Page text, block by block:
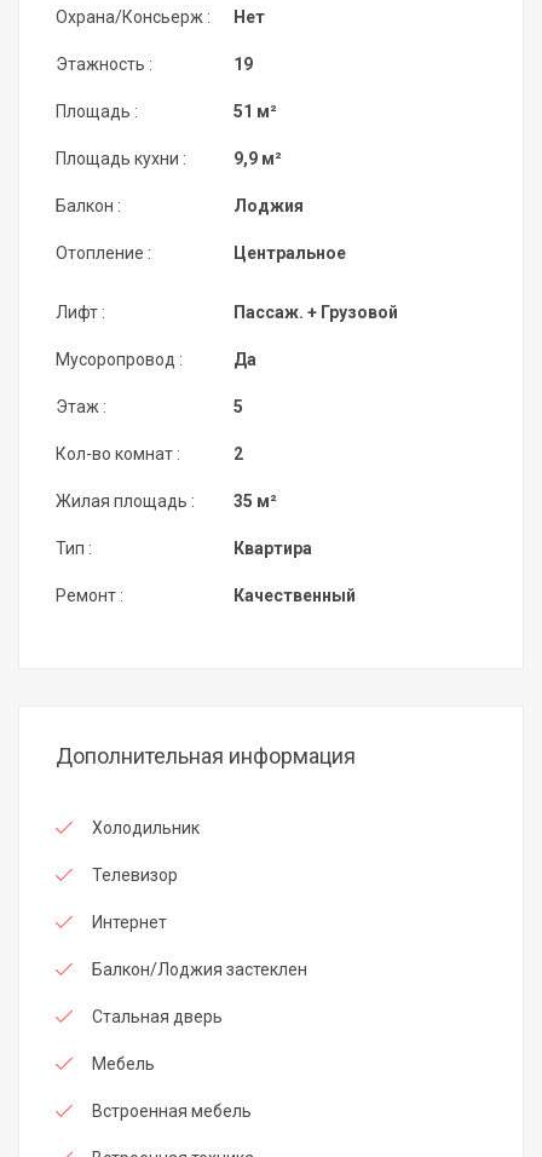
Охрана/Консьерж :
Этажность :
Площадь :
Площадь кухни :
Балкон :
Отопление :
Нет
19
51 м²
9,9 м²
Лоджия
Центральное
Лифт :
Мусоропровод :
Этаж :
Кол-во комнат :
Жилая площадь :
Тип :
Ремонт :
Пассаж. + Грузовой
Да
5
2
35 м²
Квартира
Качественный
Дополнительная информация
Холодильник
Телевизор
Интернет
Балкон/Лоджия застеклен
Стальная дверь
Мебель
Встроенная мебель